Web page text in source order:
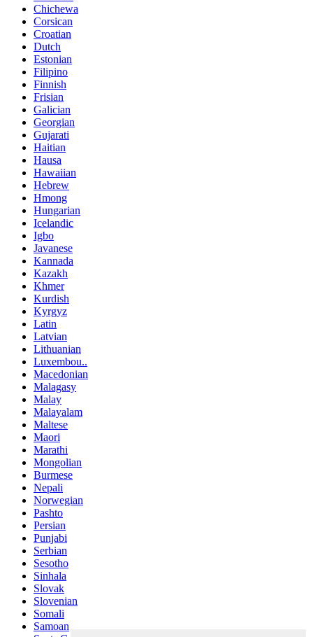
Chichewa
Corsican
Croatian
Dutch
Estonian
Filipino
Finnish
Frisian
Galician
Georgian
Gujarati
Haitian
Hausa
Hawaiian
Hebrew
Hmong
Hungarian
Icelandic
Igbo
Javanese
Kannada
Kazakh
Khmer
Kurdish
Kyrgyz
Latin
Latvian
Lithuanian
Luxembou..
Macedonian
Malagasy
Malay
Malayalam
Maltese
Maori
Marathi
Mongolian
Burmese
Nepali
Norwegian
Pashto
Persian
Punjabi
Serbian
Sesotho
Sinhala
Slovak
Slovenian
Somali
Samoan